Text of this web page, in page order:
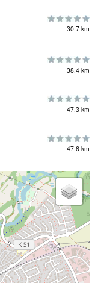
30.7 km
38.4 km
47.3 km
47.6 km